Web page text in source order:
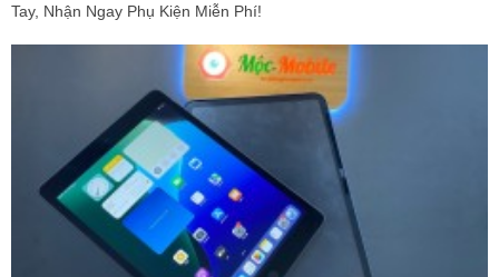
Tay, Nhận Ngay Phụ Kiện Miễn Phí!